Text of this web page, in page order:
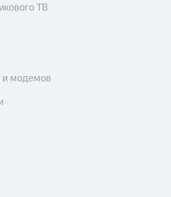
ТВ
и модемов